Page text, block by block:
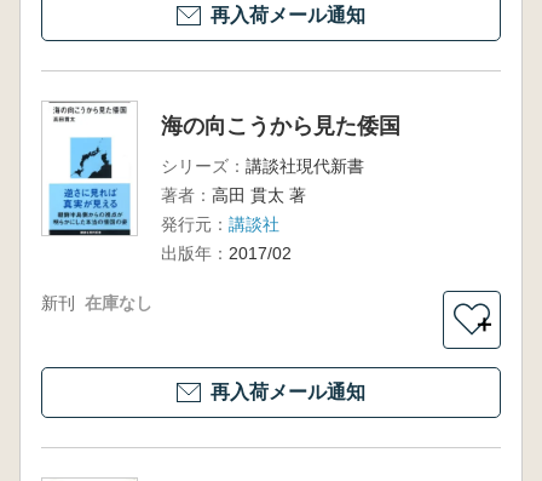
再入荷メール通知
海の向こうから見た倭国
シリーズ： 講談社現代新書
著者： 高田 貫太 著
発行元： 講談社
出版年： 2017/02
新刊 在庫なし
＋
再入荷メール通知